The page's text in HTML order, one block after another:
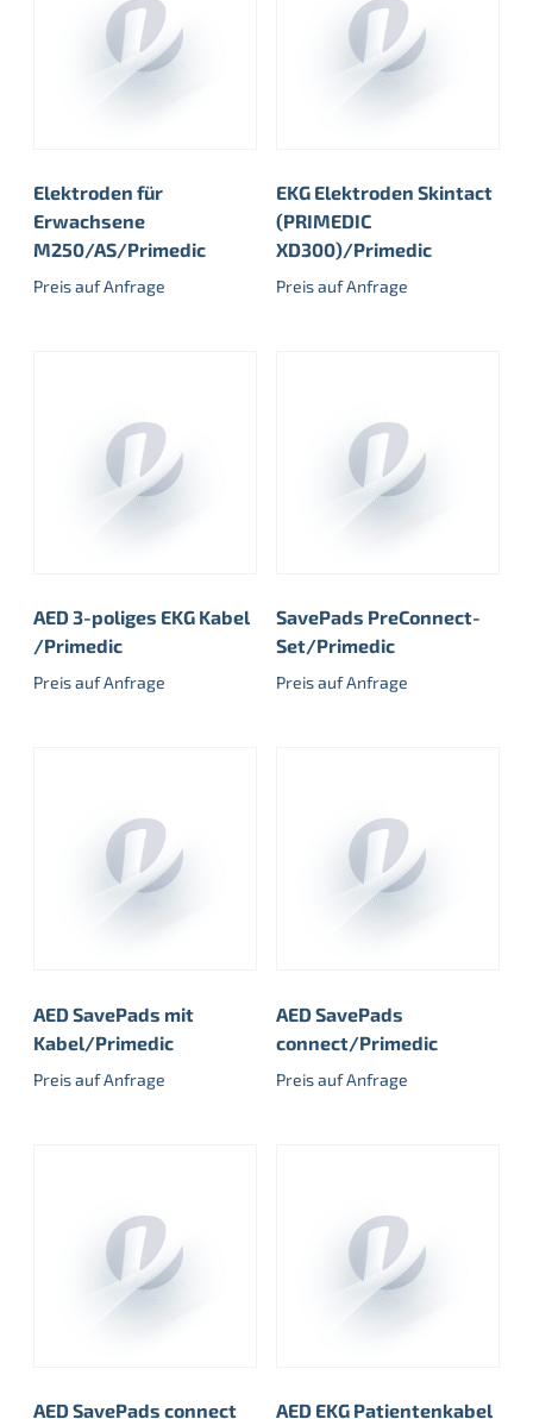
Elektroden für
Erwachsene
M250/AS/Primedic
Preis auf Anfrage
EKG Elektroden Skintact
(PRIMEDIC
XD300)/Primedic
Preis auf Anfrage
AED 3-poliges EKG Kabel
/Primedic
Preis auf Anfrage
SavePads PreConnect-
Set/Primedic
Preis auf Anfrage
AED SavePads mit
Kabel/Primedic
Preis auf Anfrage
AED SavePads
connect/Primedic
Preis auf Anfrage
AED SavePads connect AED EKG Patientenkabel